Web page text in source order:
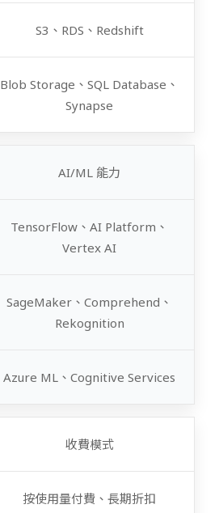
S3、RDS、Redshift
Blob Storage、SQL Database、
Synapse
AI/ML 能力
TensorFlow、AI Platform、
Vertex AI
SageMaker、Comprehend、
Rekognition
Azure ML、Cognitive Services
收費模式
按使用量付費、長期折扣